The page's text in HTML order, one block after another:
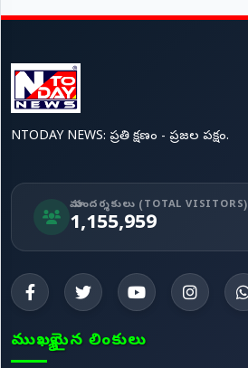
NTODAY NEWS: ప్రతి క్షణం - ప్రజల పక్షం.
మా సందర్శకులు (TOTAL VISITORS)
1,155,959
ముఖ్యమైన లింకులు